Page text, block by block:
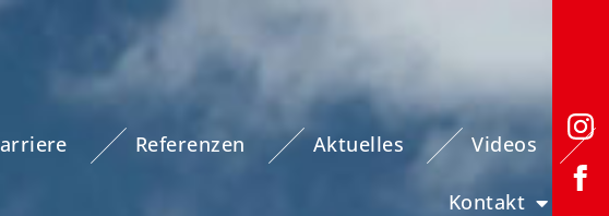
Referenzen Aktuelles Videos
Kontakt